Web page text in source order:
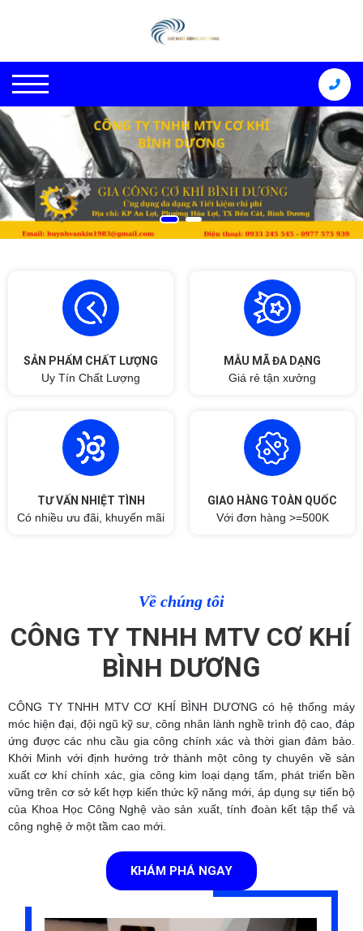
SẢN PHẨM CHẤT LƯỢNG
Uy Tín Chất Lượng
MẪU MÃ ĐA DẠNG
Giá rẻ tận xưởng
TƯ VẤN NHIỆT TÌNH
Có nhiều ưu đãi, khuyến mãi
GIAO HÀNG TOÀN QUỐC
Với đơn hàng >=500K
Về chúng tôi
C
CÔNG TY TNHH MTV CƠ KHÍ BÌNH DƯƠNG có hệ thống máy
móc hiện đại, đội ngũ kỹ sư, công nhân lành nghề trình độ cao, đáp
ứng được các nhu cầu gia công chính xác và thời gian đảm bảo.
Khởi Minh với định hướng trở thành một công ty chuyên về sản
xuất cơ khí chính xác, gia công kim loại dạng tấm, phát triển bền
vững trên cơ sở kết hợp kiến thức kỹ năng mới, áp dụng sự tiến bộ
của Khoa Học Công Nghệ vào sản xuất, tính đoàn kết tập thể và
công nghệ ở một tầm cao mới.
KHÁM PHÁ NGAY